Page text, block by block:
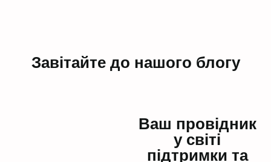
Завітайте до нашого блогу
Ваш провідник
у світі
підтримки та